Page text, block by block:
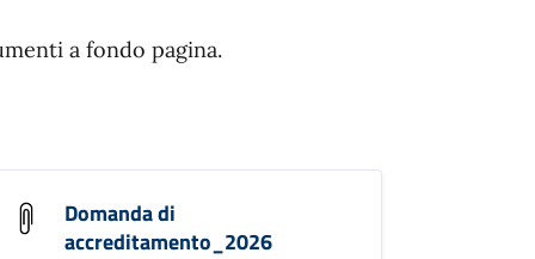
a fondo pagina.
Domanda di
accreditamento_2026